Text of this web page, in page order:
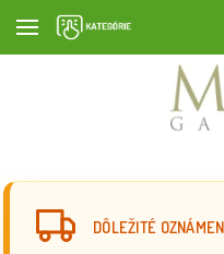
DÔLEŽITÉ